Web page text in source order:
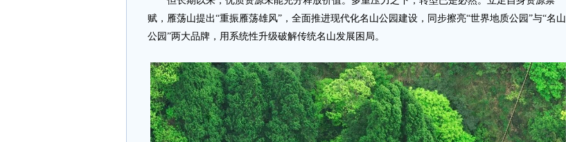
赋，雁荡山提出“重振雁荡雄风”，全面推进现代化名山公园建设，同步擦亮“世界地质公园”与“名山
公园”两大品牌，用系统性升级破解传统名山发展困局。